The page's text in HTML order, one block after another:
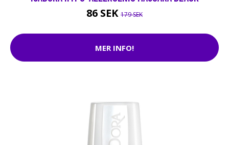
86 SEK 179 SEK
MER INFO!